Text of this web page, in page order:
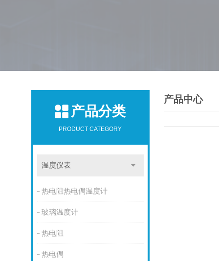
产品分类
PRODUCT CATEGORY
温度仪表
热电阻热电偶温度计
玻璃温度计
热电阻
热电偶
产品中心